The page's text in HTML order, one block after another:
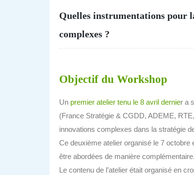
Quelles instrumentations pour
complexes ?
Objectif du Workshop
Un premier atelier tenu le 8 avril dernier a
(France Stratégie & CGDD, ADEME,
innovations complexes dans la stratégie
Ce deuxième atelier organisé le 7
être abordées de manière complémentaire.
Le contenu de l’atelier était organisé en